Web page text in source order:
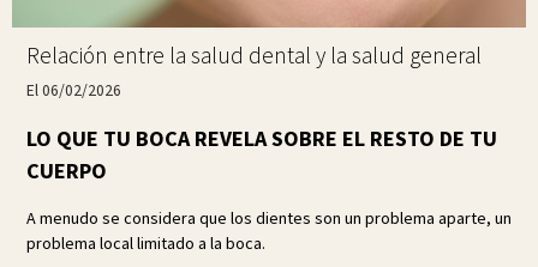
Relación entre la salud dental y la salud general
El 06/02/2026
LO QUE TU BOCA REVELA SOBRE EL RESTO DE TU
CUERPO
A menudo se considera que los dientes son un problema aparte, un
problema local limitado a la boca.